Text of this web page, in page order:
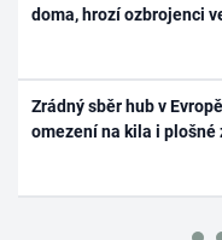
doma, hrozí ozbrojenci
Zrádný sběr hub v
omezení na kila i plošné